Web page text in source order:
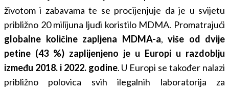
životom i zabavama te se procijenjuje da je u svijetu
približno 20 milijuna ljudi koristilo MDMA. Promatrajući
globalne količine zapljena MDMA-a, više od dvije
petine (43 %) zaplijenjeno je u Europi u razdoblju
između 2018. i 2022. godine. U Europi se također nalazi
približno polovica svih ilegalnih laboratorija za